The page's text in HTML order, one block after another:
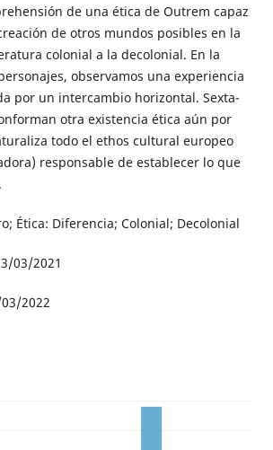
de una ética de Outrem capaz
de otros mundos posibles en la
colonial a la decolonial. En la
observamos una experiencia
por un intercambio horizontal. Sexta-
otra existencia ética aún por
todo el ethos cultural europeo
responsable de establecer lo que
Ética: Diferencia; Colonial; Decolonial
03/2021
2022